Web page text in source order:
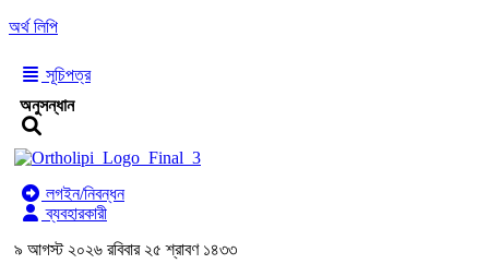
অর্থ লিপি
সূচিপত্র
অনুসন্ধান
লগইন/নিবন্ধন
ব্যবহারকারী
৯ আগস্ট ২০২৬ রবিবার ২৫ শ্রাবণ ১৪৩৩